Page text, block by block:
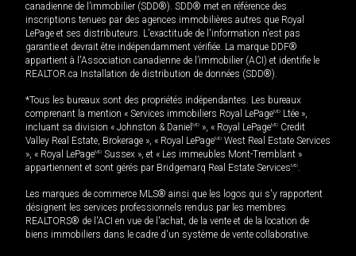
canadienne de l’immobilier (SDD®). SDD® met en référence des
inscriptions tenues par des agences immobilières autres que Royal
LePage et ses distributeurs. L'exactitude de l'information n'est pas
garantie et devrait être indépendamment vérifiée. La marque DDF®
appartient à l'Association canadienne de l’immobilier (ACI) et identifie le
REALTOR.ca Installation de distribution de données (SDD®).
*Tous les bureaux sont des propriétés indépendantes. Les bureaux
comprenant la mention « Services immobiliers Royal LePageMD Ltée »,
incluant sa division « Johnston & Daniel MD », « Royal LePageMD Credit
Valley Real Estate, Brokerage », « Royal LePageMD West Real Estate Services
», « Royal LePageMD Sussex », et « Les immeubles Mont-Tremblant »
appartiennent et sont gérés par Bridgemarq Real Estate ServicesMD.
Les marques de commerce MLS® ainsi que les logos qui s'y rapportent
désignent les services professionnels rendus par les membres
REALTORS® de l'ACI en vue de l'achat, de la vente et de la location de
biens immobiliers dans le cadre d'un système de vente collaborative.